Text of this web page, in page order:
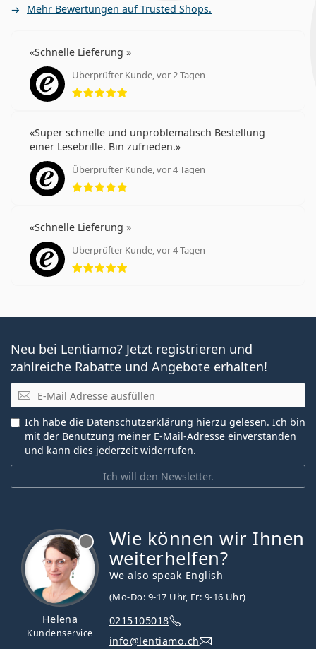
Mehr Bewertungen auf Trusted Shops.
Schnelle Lieferung
Überprüfter Kunde, vor 2 Tagen
Bewertung 5 aus 5
Super schnelle und unproblematisch Bestellung
einer Lesebrille. Bin zufrieden.
Überprüfter Kunde, vor 4 Tagen
Bewertung 5 aus 5
Schnelle Lieferung
Überprüfter Kunde, vor 4 Tagen
Bewertung 5 aus 5
Neu bei Lentiamo? Jetzt registrieren und
zahlreiche Rabatte und Angebote erhalten!
E-Mail
Ich will den Newsletter.
Ich habe die Datenschutzerklärung hierzu gelesen. Ich bin
mit der Benutzung meiner E-Mail-Adresse einverstanden
und kann dies jederzeit widerrufen.
Helena
Kundenservice
Wie können wir Ihnen
weiterhelfen?
We also speak English
(Mo-Do: 9-17 Uhr, Fr: 9-16 Uhr)
0215105018
info@lentiamo.ch